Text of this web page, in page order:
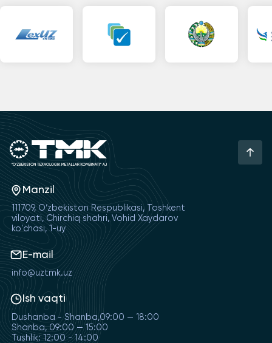
Manzil
111709, O‘zbekiston Respublikasi, Toshkent
viloyati, Chirchiq shahri, Vohid Xaydarov
ko'chasi, 1-uy
E-mail
info@uztmk.uz
Ish vaqti
Dushanba - Shanba,09:00 — 18:00
Shanba, 09:00 — 15:00
Tushlik: 12:00 - 14:00